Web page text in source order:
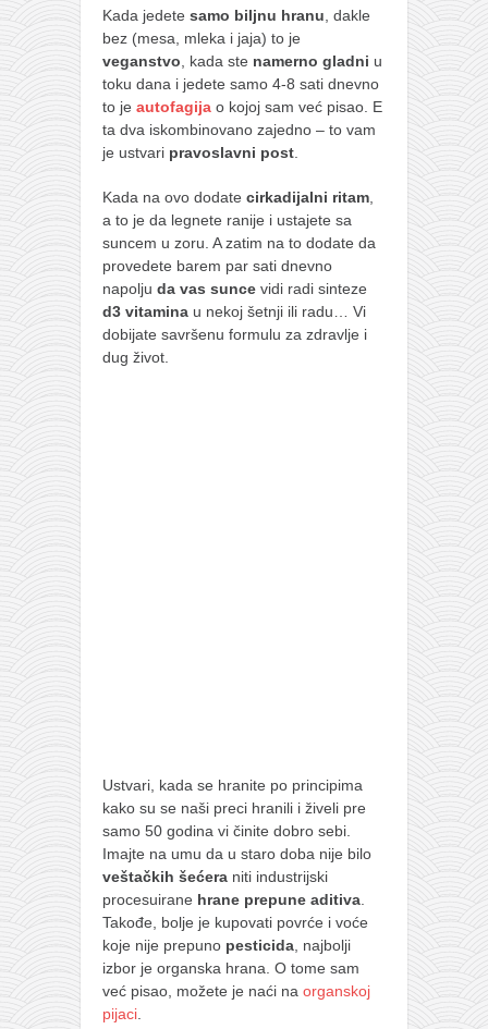
kihon
naihanchi
kushanku
temashiwari
kobudo
nunchaku
bo
tonfa
tsunami dojo
termini treninga
moja priča
fotke
kontakt
Kada jedete samo biljnu hranu , dakle
bez (mesa, mleka i jaja) to je
veganstvo , kada ste namerno gladni u
toku dana i jedete samo 4-8 sati dnevno
to je autofagija o kojoj sam već pisao. E
ta dva iskombinovano zajedno – to vam
je ustvari pravoslavni post
Kada na ovo dodate cirkadijalni ritam
a to je da legnete ranije i ustajete sa
suncem u zoru. A zatim na to dodate da
provedete barem par sati dnevno
napolju da vas sunce vidi radi sinteze
d3 vitamina u nekoj šetnji ili radu… Vi
dobijate savršenu formulu za zdravlje i
dug život.
Ustvari, kada se hranite po principima
kako su se naši preci hranili i živeli pre
samo 50 godina vi činite dobro sebi.
Imajte na umu da u staro doba nije bilo
veštačkih šećera niti industrijski
procesuirane hrane prepune aditiva
Takođe, bolje je kupovati povrće i voće
koje nije prepuno pesticida , najbolji
izbor je organska hrana. O tome sam
već pisao, možete je naći na organskoj
pijaci